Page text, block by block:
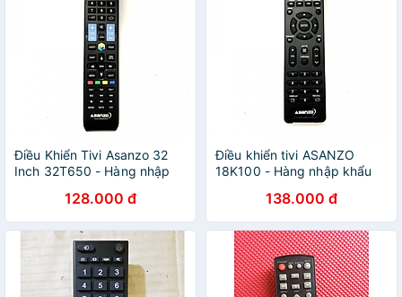
Điều Khiển Tivi Asanzo 32
Inch 32T650 - Hàng nhập
128.000 đ
Điều khiển tivi ASANZO
18K100 - Hàng nhập khẩu
138.000 đ